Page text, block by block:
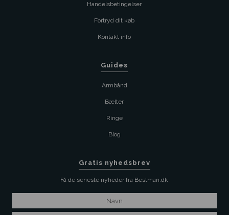
Handelsbetingelser
Fortryd dit køb
Kontakt info
Guides
Armbånd
Bælter
Ringe
Blog
Gratis nyhedsbrev
Få de seneste nyheder fra Bestman.dk